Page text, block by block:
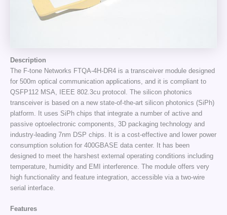
Description
The F-tone Networks FTQA-4H-DR4 is a transceiver module designed
for 500m optical communication applications, and it is compliant to
QSFP112 MSA, IEEE 802.3cu protocol. The silicon photonics
transceiver is based on a new state-of-the-art silicon photonics (SiPh)
platform. It uses SiPh chips that integrate a number of active and
passive optoelectronic components, 3D packaging technology and
industry-leading 7nm DSP chips. It is a cost-effective and lower power
consumption solution for 400GBASE data center. It has been
designed to meet the harshest external operating conditions including
temperature, humidity and EMI interference. The module offers very
high functionality and feature integration, accessible via a two-wire
serial interface.
Features